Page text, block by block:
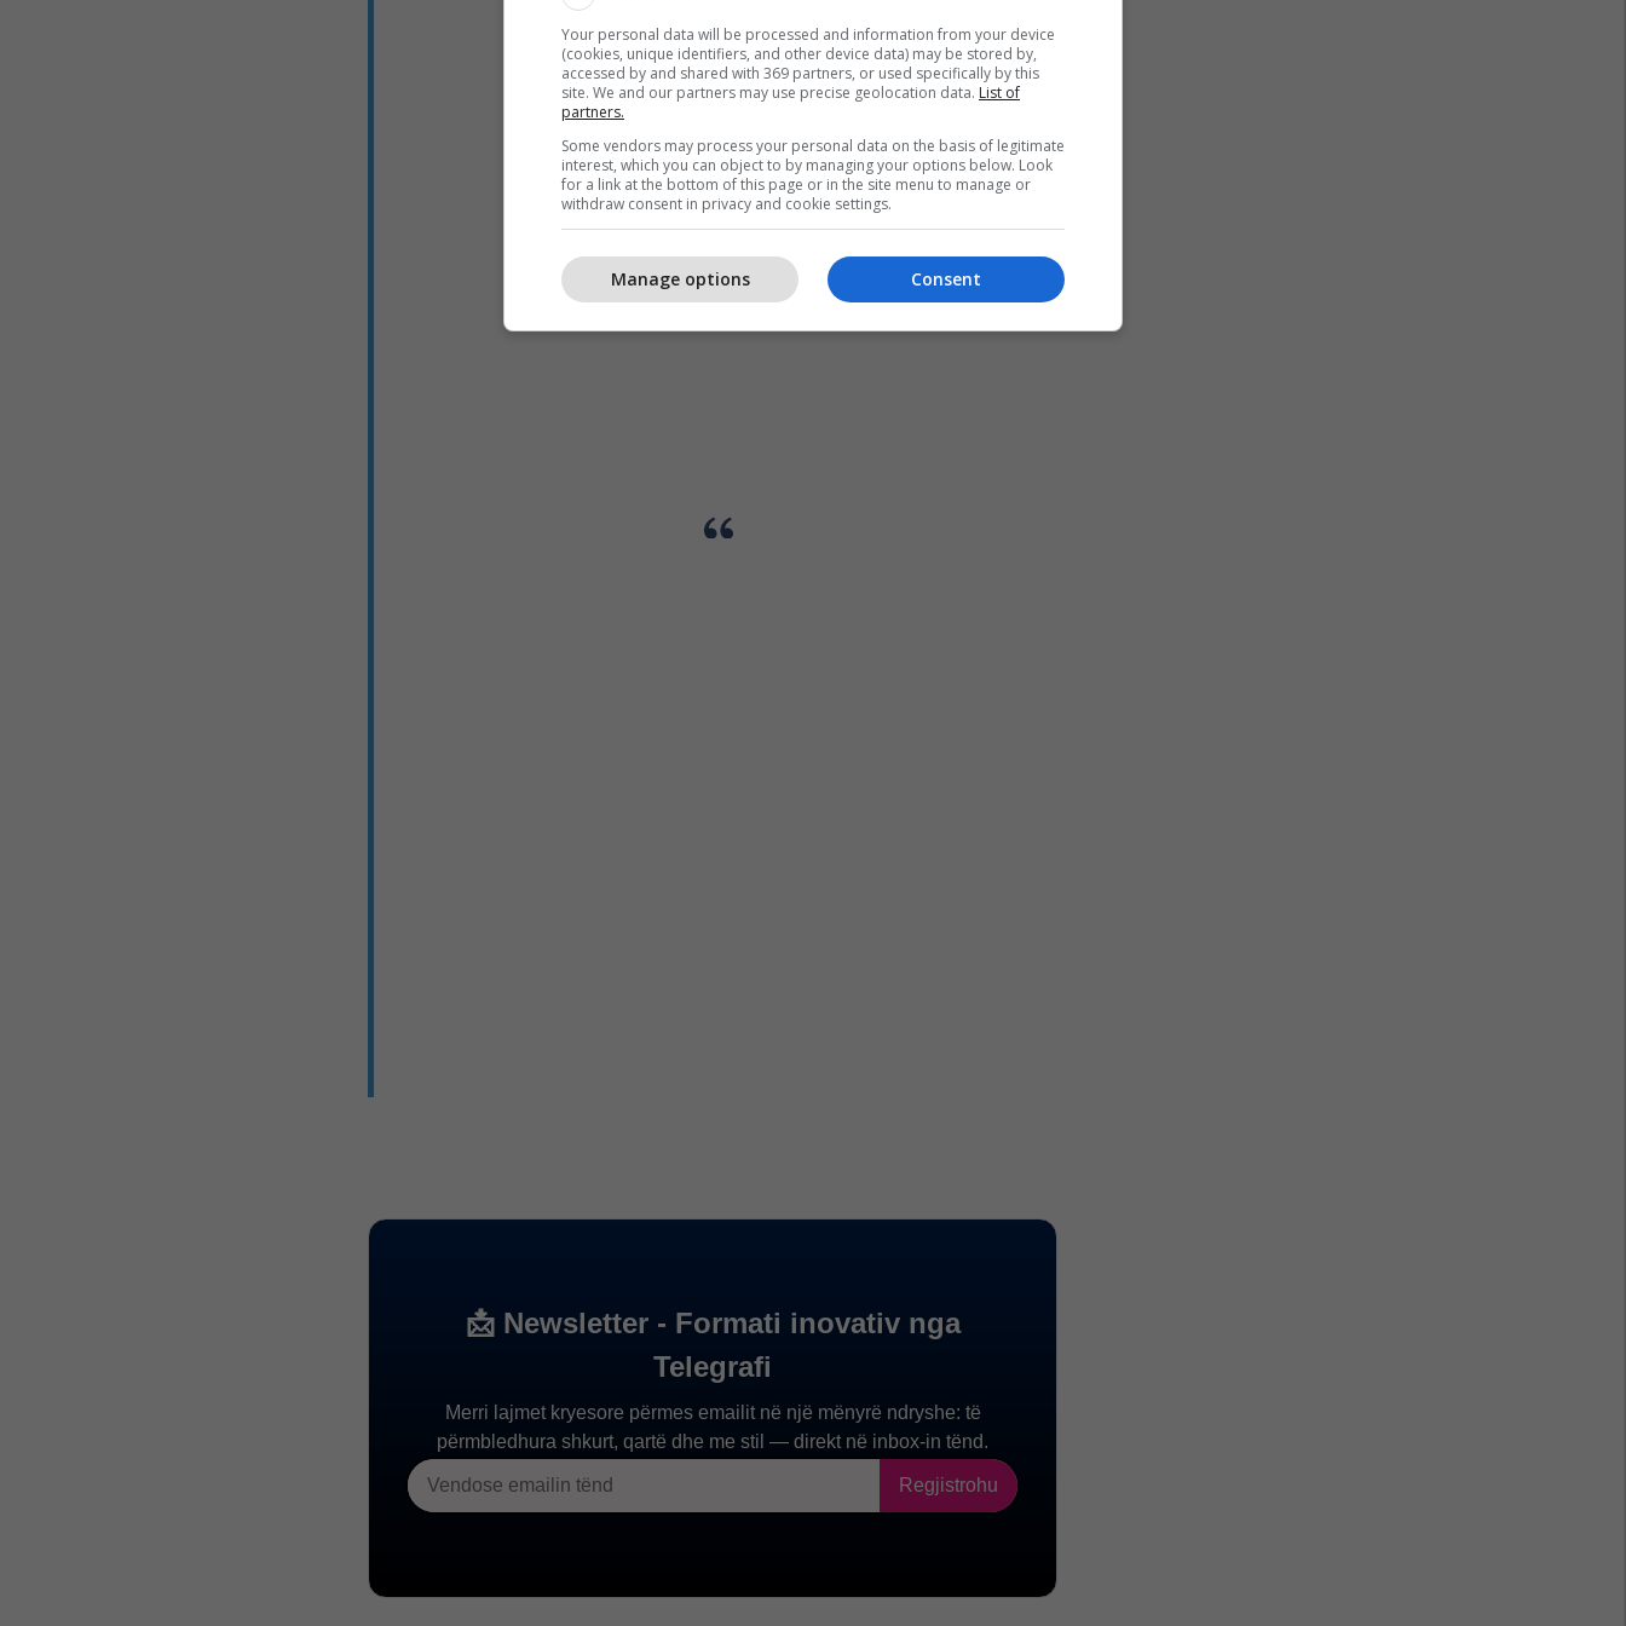
Your personal data will be processed and information from your device
(cookies, unique identifiers, and other device data) may be stored by,
accessed by and shared with 369 partners, or used specifically by this
site. We and our partners may use precise geolocation data. List of
partners.
Some vendors may process your personal data on the basis of legitimate
interest, which you can object to by managing your options below. Look
for a link at the bottom of this page or in the site menu to manage or
withdraw consent in privacy and cookie settings.
Consent
Manage options